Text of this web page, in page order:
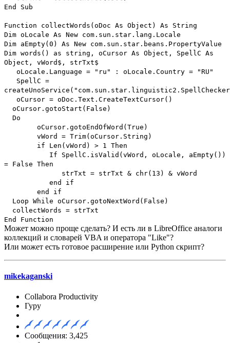
End Sub
Function collectWords(oDoc As Object) As String
Dim oLocale As New com.sun.star.lang.Locale
Dim aEmpty(0) As New com.sun.star.beans.PropertyValue
Dim words() as string, oCursor As Object, SpellC As
Object, vWord$, strTxt$
oLocale.Language = "ru" : oLocale.Country = "RU"
SpellC =
oCursor = oDoc.Text.CreateTextCursor()
oCursor.gotoStart(False)
Do
oCursor.gotoEndOfWord(True)
vWord = Trim(oCursor.String)
if Len(vWord) > 1 Then
If SpellC.isValid(vWord, oLocale, aEmpty())
= False Then
strTxt = strTxt & chr(13) & vWord
end if
end if
Loop While oCursor.gotoNextWord(False)
collectWords = strTxt
End Function
Может можно проще сделать? И есть ли в LibreOffice аналоги
коллекций и словарей VBA и оператора "Like"?
Или может есть готовое расширение или Python скрипт?
mikekaganski
Collabora Productivity
Гуру
Сообщения: 3,425